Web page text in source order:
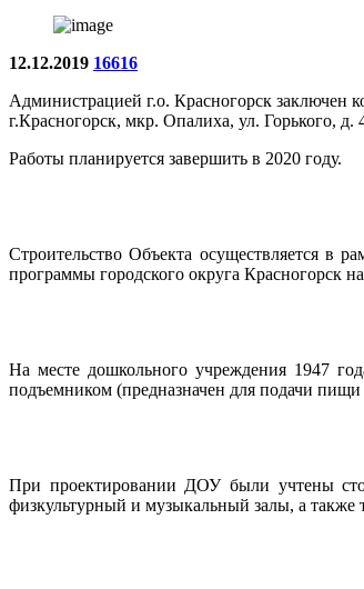
12.12.2019 16616
Администрацией г.о. Красногорск заключен
г.Красногорск, мкр. Опалиха, ул. Горького, д.
Работы планируется завершить в 2020 году.
Строительство Объекта осуществляется в
программы городского округа Красногорск
На месте дошкольного учреждения 1947
подъемником (предназначен для подачи пищи
При проектировании ДОУ были учтены
физкультурный и музыкальный залы, а также